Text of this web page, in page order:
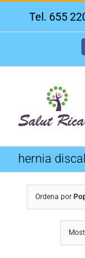
Tel. 655
hernia discal
Ordena por